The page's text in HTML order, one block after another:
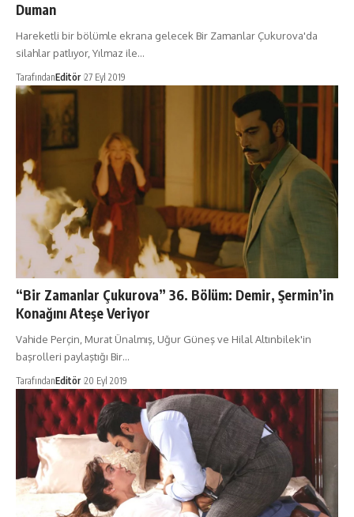
Duman
Hareketli bir bölümle ekrana gelecek Bir Zamanlar Çukurova'da
silahlar patlıyor, Yılmaz ile…
TarafındanEditör 27 Eyl 2019
“Bir Zamanlar Çukurova” 36. Bölüm: Demir, Şermin’in
Konağını Ateşe Veriyor
Vahide Perçin, Murat Ünalmış, Uğur Güneş ve Hilal Altınbilek'in
başrolleri paylaştığı Bir…
TarafındanEditör 20 Eyl 2019